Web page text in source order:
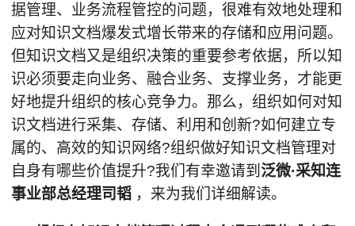
据管理、业务流程管控的问题，很难有效地处理和
应对知识文档爆发式增长带来的存储和应用问题。
但知识文档又是组织决策的重要参考依据，所以知
识必须要走向业务、融合业务、支撑业务，才能更
好地提升组织的核心竞争力。那么，组织如何对知
识文档进行采集、存储、利用和创新?如何建立专
属的、高效的知识网络?组织做好知识文档管理对
自身有哪些价值提升?我们有幸邀请到 泛微·采知连
事业部总经理司韬，来为我们详细解读。